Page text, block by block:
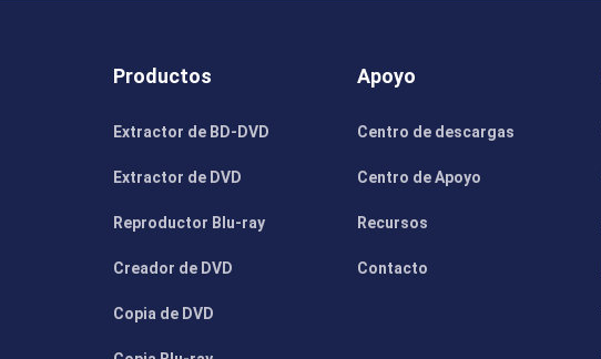
Productos
Extractor de BD-DVD
Extractor de DVD
Reproductor Blu-ray
Creador de DVD
Copia de DVD
Apoyo
Centro de descargas
Centro de Apoyo
Recursos
Contacto